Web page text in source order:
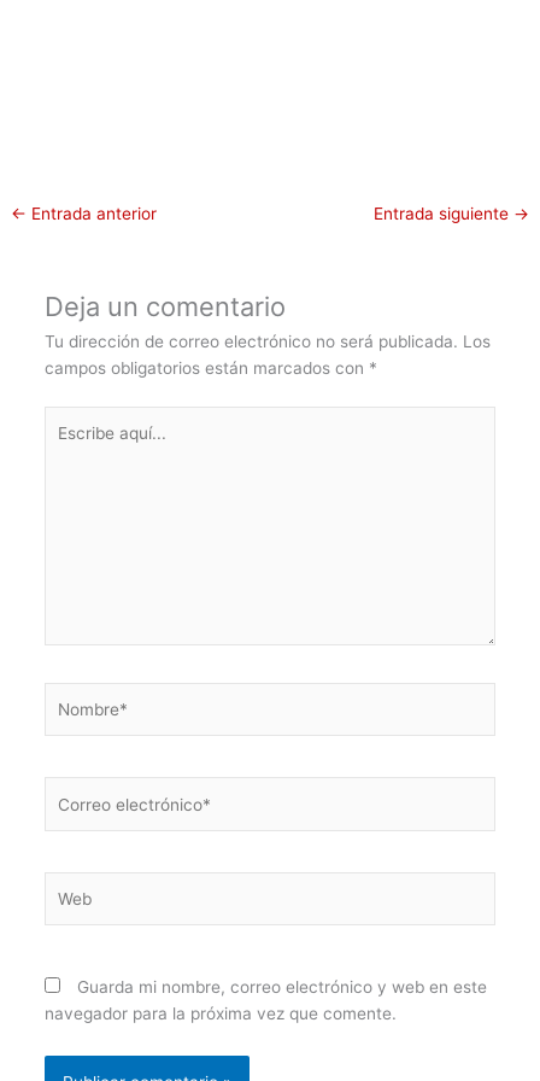
← Entrada anterior Entrada siguiente →
Deja un comentario
Tu dirección de correo electrónico no será publicada. Los
campos obligatorios están marcados con *
aquí...
electrónico*
Guarda mi nombre, correo electrónico y web en este
navegador para la próxima vez que comente.